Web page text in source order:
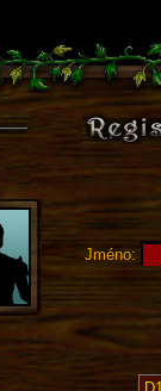
Jméno: